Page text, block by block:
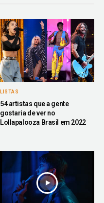
LISTAS
54 artistas que a gente
gostaria de ver no
Lollapalooza Brasil em 2022